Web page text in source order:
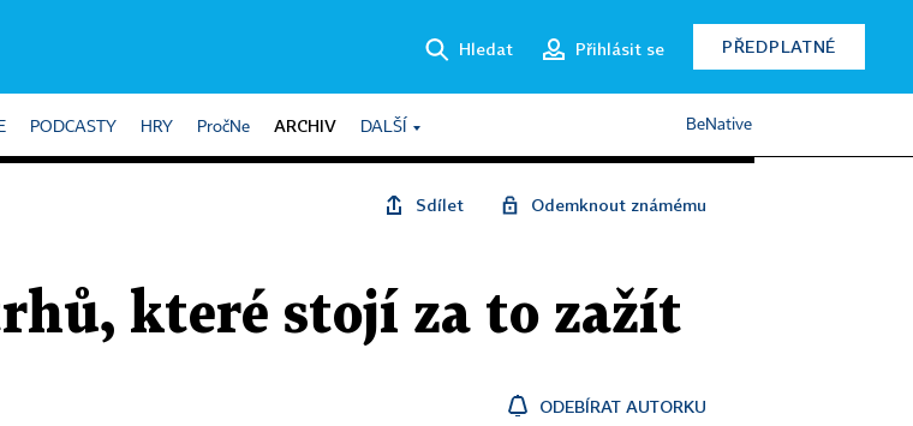
Hledat Přihlásit se PŘEDPLATNÉ
PODCASTY HRY PročNe ARCHIV DALŠÍ BeNative
Sdílet Odemknout známému
které stojí za to zažít
ODEBÍRAT AUTORKU